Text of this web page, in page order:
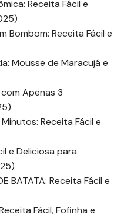
Receita Fácil e
Bombom: Receita Fácil e
Mousse de Maracujá e
Apenas 3
Receita Fácil e
e Deliciosa para
BATATA: Receita Fácil e
Fácil, Fofinha e